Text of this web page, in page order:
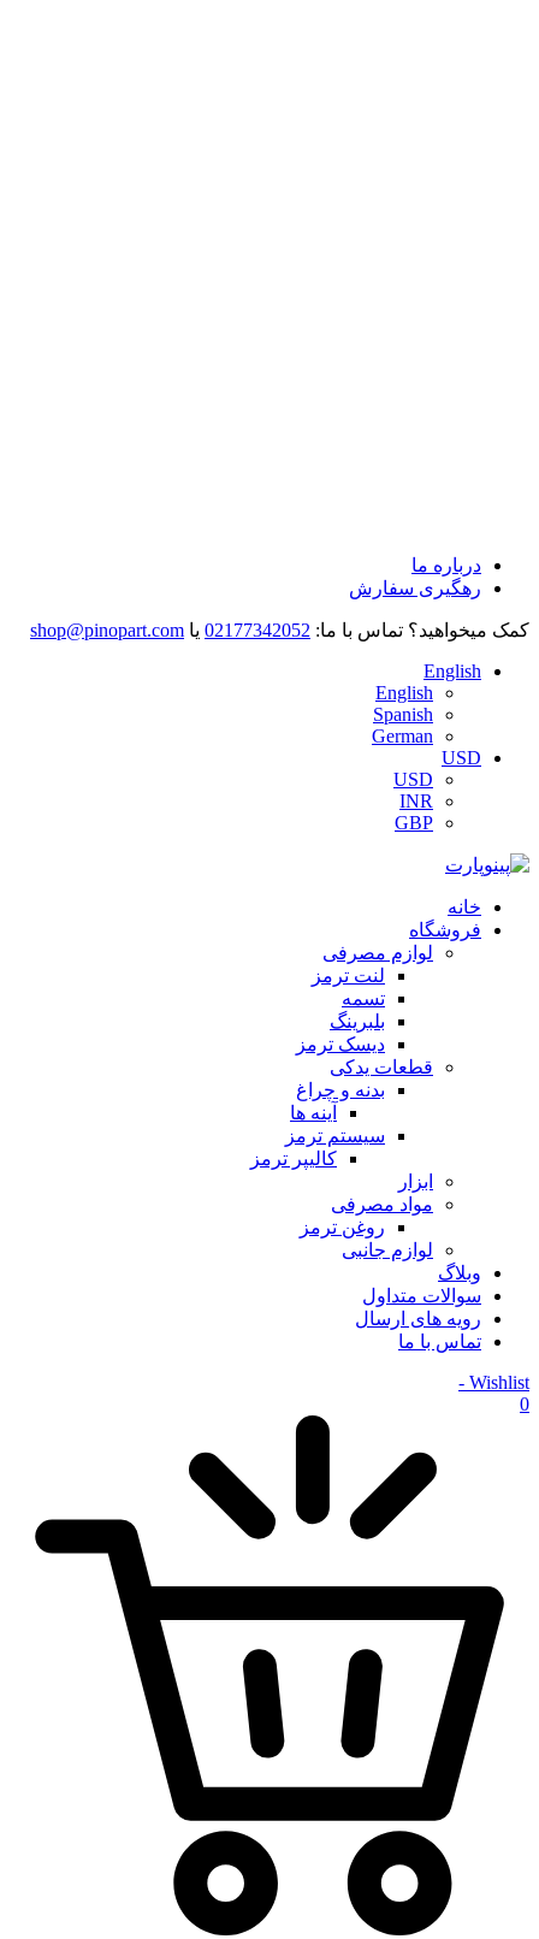
درباره ما
رهگیری سفارش
کمک میخواهید؟ تماس با ما: 02177342052 یا shop@pinopart.com
English
English
Spanish
German
USD
USD
INR
GBP
خانه
فروشگاه
لوازم مصرفی
لنت ترمز
تسمه
بلبرینگ
دیسک ترمز
قطعات یدکی
بدنه و چراغ
آینه ها
سیستم ترمز
کالیپر ترمز
ابزار
مواد مصرفی
روغن ترمز
لوازم جانبی
وبلاگ
سوالات متداول
رویه های ارسال
تماس با ما
Wishlist -
0